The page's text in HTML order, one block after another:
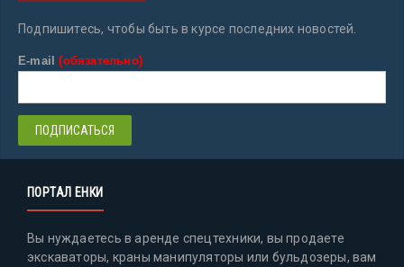
Подпишитесь, чтобы быть в курсе последних новостей.
E-mail(обязательно)
ПОРТАЛ ЕНКИ
Вы нуждаетесь в аренде спецтехники, вы продаете
экскаваторы, краны манипуляторы или бульдозеры, вам